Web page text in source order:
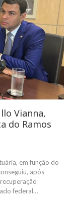
Vianna,
do Ramos
em função do
após
federal…